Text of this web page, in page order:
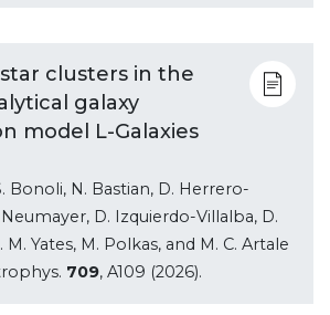
star clusters in the
galaxy
model L-Galaxies
Bonoli, N. Bastian, D. Herrero-
D. Izquierdo-Villalba, D.
M. Yates, M. Polkas, and M. C. Artale
709, A109 (2026).